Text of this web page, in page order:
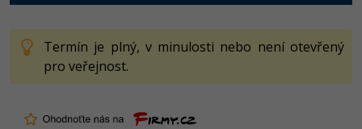
Termín je plný, v minulosti nebo není otevřený
pro veřejnost.